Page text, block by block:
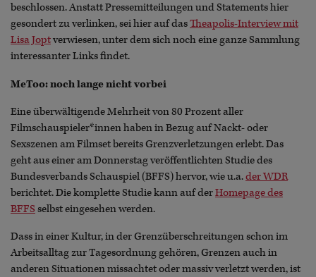
beschlossen. Anstatt Pressemitteilungen und Statements hier
gesondert zu verlinken, sei hier auf dasTheapolis-Interview mit
Lisa Joptverwiesen, unter dem sich noch eine ganze Sammlung
interessanter Links findet.
MeToo: noch lange nicht vorbei
Eine überwältigende Mehrheit von 80 Prozent aller
Filmschauspieler*innen haben in Bezug auf Nackt- oder
Sexszenen am Filmset bereits Grenzverletzungen erlebt. Das
geht aus einer am Donnerstag veröffentlichten Studie des
Bundesverbands Schauspiel (BFFS) hervor, wie u.a.der WDR
berichtet. Die komplette Studie kann auf derHomepage des
BFFS selbst eingesehen werden.
Dass in einer Kultur, in der Grenzüberschreitungen schon im
Arbeitsalltag zur Tagesordnung gehören, Grenzen auch in
anderen Situationen missachtet oder massiv verletzt werden, ist